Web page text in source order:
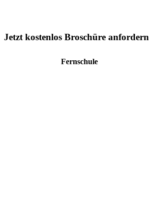
Jetzt kostenlos Broschüre anfordern
Fernschule